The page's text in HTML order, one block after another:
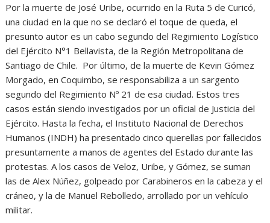
Por la muerte de José Uribe, ocurrido en la Ruta 5 de Curicó,
una ciudad en la que no se declaró el toque de queda, el
presunto autor es un cabo segundo del Regimiento Logístico
del Ejército N°1 Bellavista, de la Región Metropolitana de
Santiago de Chile. Por último, de la muerte de Kevin Gómez
Morgado, en Coquimbo, se responsabiliza a un sargento
segundo del Regimiento Nº 21 de esa ciudad. Estos tres
casos están siendo investigados por un oficial de Justicia del
Ejército. Hasta la fecha, el Instituto Nacional de Derechos
Humanos (INDH) ha presentado cinco querellas por fallecidos
presuntamente a manos de agentes del Estado durante las
protestas. A los casos de Veloz, Uribe, y Gómez, se suman
las de Alex Núñez, golpeado por Carabineros en la cabeza y el
cráneo, y la de Manuel Rebolledo, arrollado por un vehículo
militar.